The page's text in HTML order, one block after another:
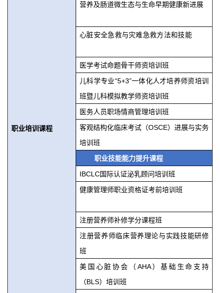
职业培训课程
营养及肠道微生态与生命早期健康新进展
心脏安全急救与灾难急救方法和技能
医学考试命题骨干师资培训班
儿科学专业“5+3”一体化人才培养师资培训
班暨儿科模拟教学师资培训班
医务人员职场情商管理培训班
客观结构化临床考试（OSCE）进展与实务
培训班
职业技能能力提升课程
IBCLC国际认证泌乳顾问培训班
健康管理师职业资格证考前培训班
注册营养师补修学分课程班
注册营养师临床营养理论与实践技能研修
班
美国心脏协会（AHA）基础生命支持
（BLS）培训班